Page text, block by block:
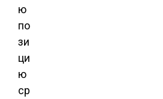
ю
по
зи
ци
ю
ср